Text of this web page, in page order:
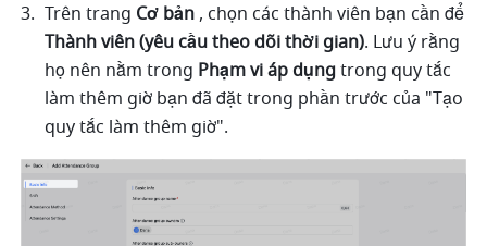
Trên trang Cơ bản
Thành viên (yêu cầu theo dõi thời gian). Lưu ý rằng
họ nên nằm trong Phạm vi áp dụng trong quy tắc
làm thêm giờ bạn đã đặt trong phần trước của "Tạo
quy tắc làm thêm giờ".